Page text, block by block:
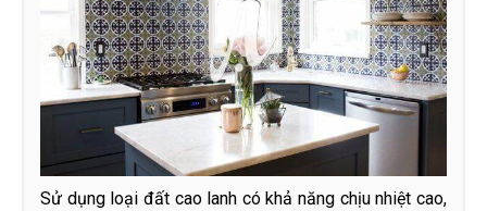
Sử dụng loại đất cao lanh có khả năng chịu nhiệt cao,